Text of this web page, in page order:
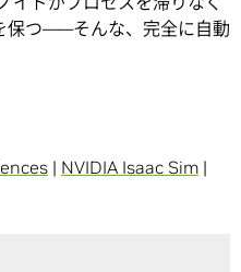
保つ――そんな、完全に自動
| NVIDIA Isaac Sim |